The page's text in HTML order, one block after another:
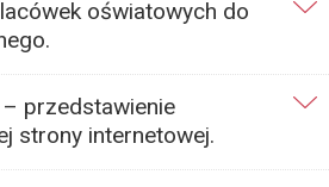
oświatowych do
przedstawienie
strony internetowej.